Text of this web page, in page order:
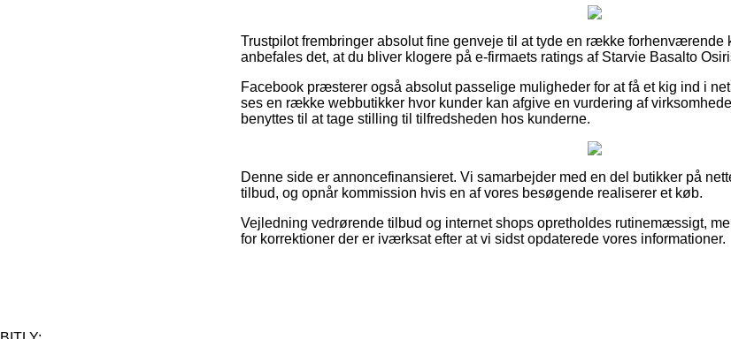
Trustpilot frembringer absolut fine genveje til at tyde en række forhenværende
anbefales det, at du bliver klogere på e-firmaets ratings af Starvie Basalto
Facebook præsterer også absolut passelige muligheder for at få et kig ind i
ses en række webbutikker hvor kunder kan afgive en vurdering af
benyttes til at tage stilling til tilfredsheden hos kunderne.
Denne side er annoncefinansieret. Vi samarbejder med en del butikker på
tilbud, og opnår kommission hvis en af vores besøgende realiserer et køb.
Vejledning vedrørende tilbud og internet shops opretholdes rutinemæssigt,
for korrektioner der er iværksat efter at vi sidst opdaterede vores informationer.